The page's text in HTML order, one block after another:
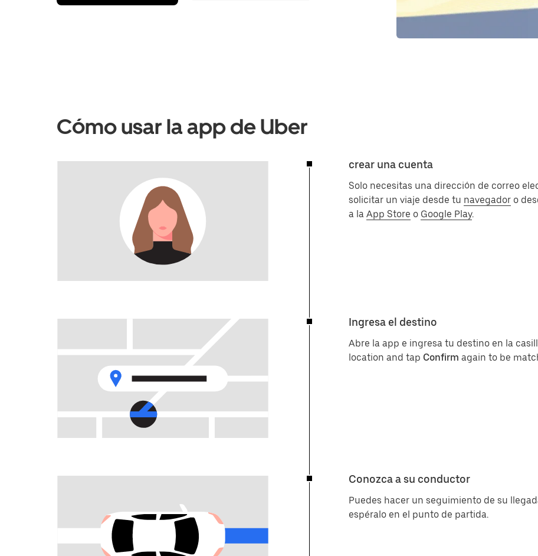
Cómo usar la app de Uber
crear una cuenta
Solo necesitas una dirección de correo
solicitar un viaje desde tu navegador o
a la App Store o Google Play.
Ingresa el destino
Abre la app e ingresa tu destino en la
location and tap Confirm again to be
Conozca a su conductor
Puedes hacer un seguimiento de su
espéralo en el punto de partida.